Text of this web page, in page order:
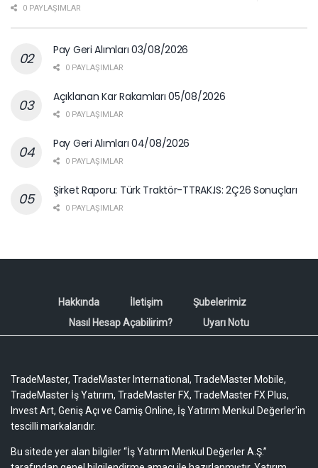
0 PAYLAŞIMLAR
Pay Geri Alımları 03/08/2026
0 PAYLAŞIMLAR
Açıklanan Kar Rakamları 05/08/2026
0 PAYLAŞIMLAR
Pay Geri Alımları 04/08/2026
0 PAYLAŞIMLAR
Şirket Raporu: Türk Traktör-TTRAK.IS: 2Ç26 Sonuçları
0 PAYLAŞIMLAR
Hakkında İletişim
Şubelerimiz
Nasıl Hesap Açabilirim?
Uyarı Notu
TradeMaster, TradeMaster International, TradeMaster Mobile,
TradeMaster İş Yatırım, TradeMaster FX, TradeMaster FX Plus,
Invest Art, Geniş Açı ve Camiş Online, İş Yatırım Menkul Değerler'in
tescilli markalarıdır.
Bu sitede yer alan bilgiler “İş Yatırım Menkul Değerler A.Ş.”